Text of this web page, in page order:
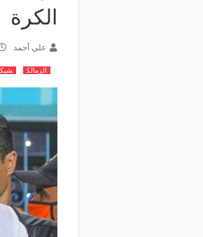
الكرة
علي أحمد
الزمالك